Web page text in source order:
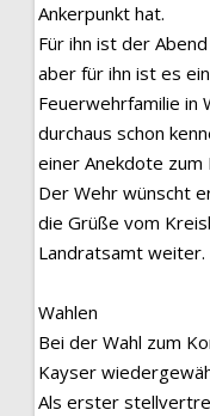
Ankerpunkt hat.
Für ihn ist der
aber für ihn ist es
Feuerwehrfamilie in
durchaus schon
einer Anekdote zum
Der Wehr wünscht
die Grüße vom
Landratsamt weiter.
Wahlen
Bei der Wahl zum
Kayser
Als erster